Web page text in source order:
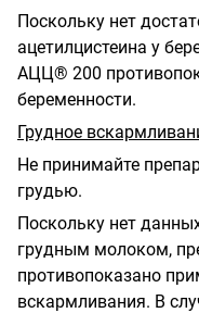
Поскольку нет
ацетилцистеина у
АЦЦ® 200
беременности.
Грудное
Не принимайте
грудью.
Поскольку нет
грудным молоком,
противопоказано
вскармливания. В